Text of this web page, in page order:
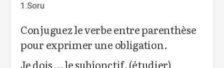
1.Soru
Conjuguez le verbe entre parenthèse
pour exprimer une obligation.
Je dois … le subjonctif. (étudier)